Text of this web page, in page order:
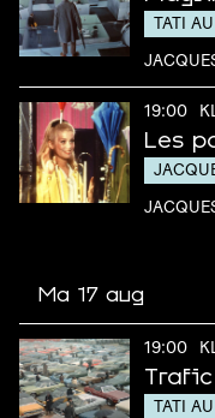
TATI
19:00
Les
Ma 17 aug
19:00
Trafic
TATI